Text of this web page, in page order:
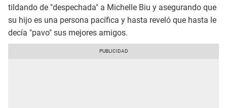
tildando de "despechada" a Michelle Biu y asegurando que
su hijo es una persona pacífica y hasta reveló que hasta le
decía "pavo" sus mejores amigos.